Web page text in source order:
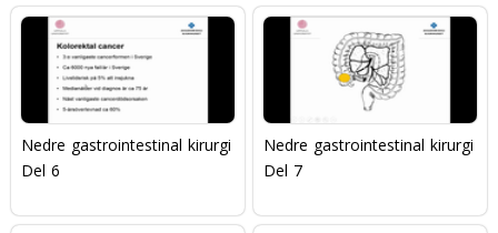
Nedre gastrointestinal kirurgi
Del 6
Nedre gastrointestinal kirurgi
Del 7